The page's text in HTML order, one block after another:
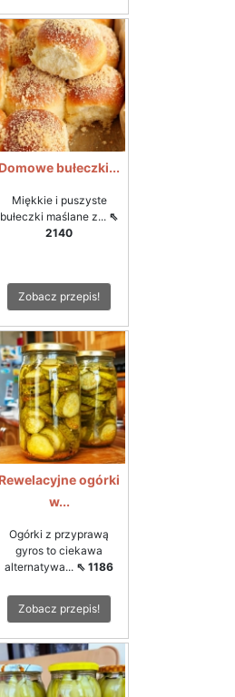
Domowe bułeczki...
Miękkie i puszyste
bułeczki maślane z... ⇖
2140
Zobacz przepis!
Rewelacyjne ogórki
w...
Ogórki z przyprawą
gyros to ciekawa
alternatywa... ⇖ 1186
Zobacz przepis!